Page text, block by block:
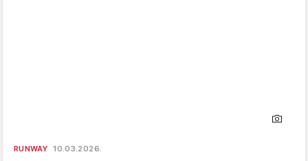
RUNWAY 10.03.2026.